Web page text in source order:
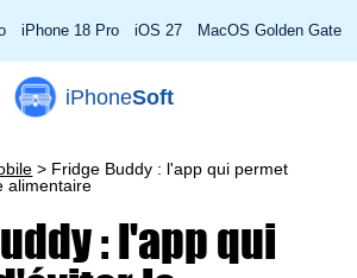
iPhone 18 Pro iOS 27 MacOS Golden Gate
iPhoneSoft
> Fridge Buddy : l'app qui permet
alimentaire
: l'app qui